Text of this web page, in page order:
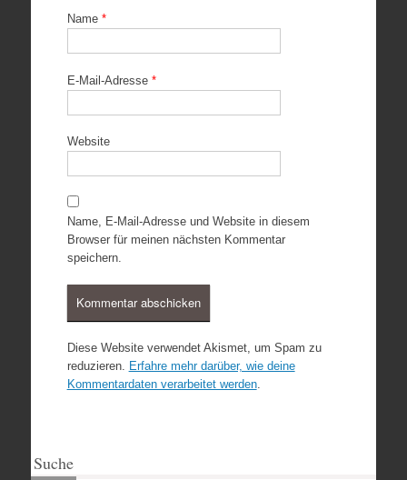
Name *
E-Mail-Adresse *
Website
Name, E-Mail-Adresse und Website in diesem
Browser für meinen nächsten Kommentar
speichern.
Diese Website verwendet Akismet, um Spam zu
reduzieren. Erfahre mehr darüber, wie deine
Kommentardaten verarbeitet werden.
Suche